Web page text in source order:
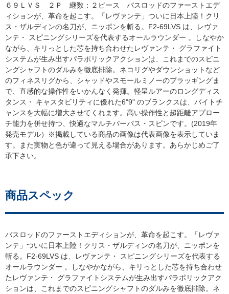
６９ＬＶＳ ２Ｐ 継数：２ピース バスロッドのファーストエデ
ィションが、革命を起こす。「レヴァンテ」ついに日本上陸！クリ
ス・ザルディンの名刀が、ニッポンを斬る。F2-69LVS は、レヴァ
ンテ・ スピニングシリーズを代表するオールラウンダー 。しなやか
ながら、キリっとした芯を持ち合わせたレヴァンテ・ グラファイト
システムが生み出すパラポリックアクションは、これまでのスピニ
ングシャフトのダルみを徹底排除。ネコリグやダウンショットなど
のフィネスリグから、シャッドやスモールミノーのプラッギングま
で、直感的な操作性をいかんなく発揮。軽呈ルアーのロングディス
タンス・ キャスタビリティに優れた6"9" のブランクスは、バイトチ
ャンスを大幅に増大させてくれます。高い操作性と超距離アプロー
チ能力を併せ持つ、快適なマルチパーパス・スピンです。(2019年
発売モデル）※掲載している商品の画像は代表画像を表示していま
す。また実物と色が違って見える場合があります。あらかじめご了
承下さい。
商品スペック
バスロッドのファーストエディションが、革命を起こす。「レヴァ
ンテ」ついに日本上陸！クリス・ザルディンの名刀が、ニッポンを
斬る。F2-69LVS は、レヴァンテ・ スピニングシリーズを代表する
オールラウンダー 。しなやかながら、キリっとした芯を持ち合わせ
たレヴァンテ・ グラファイトシステムが生み出すパラポリックアク
ションは、これまでのスピニングシャフトのダルみを徹底排除。ネ